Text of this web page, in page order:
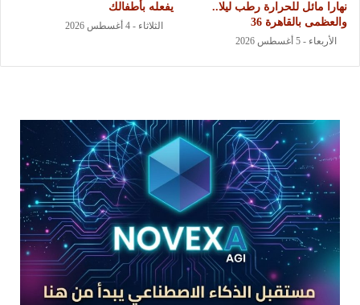
نهارا مائل للحرارة رطب ليلا..
والعظمى بالقاهرة 36
الأربعاء - 5 أغسطس 2026
يفعله بأطفالك
الثلاثاء - 4 أغسطس 2026